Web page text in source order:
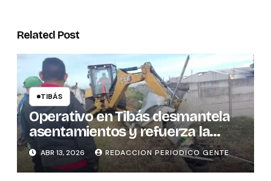
Related Post
TIBÁS
Operativo en Tibás desmantela
asentamientos y refuerza la
seguridad cantonal
ABR 13, 2026 REDACCION PERIODICO GENTE